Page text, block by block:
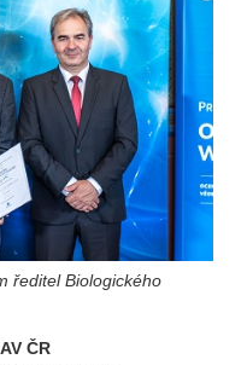
ředitel Biologického
ČR